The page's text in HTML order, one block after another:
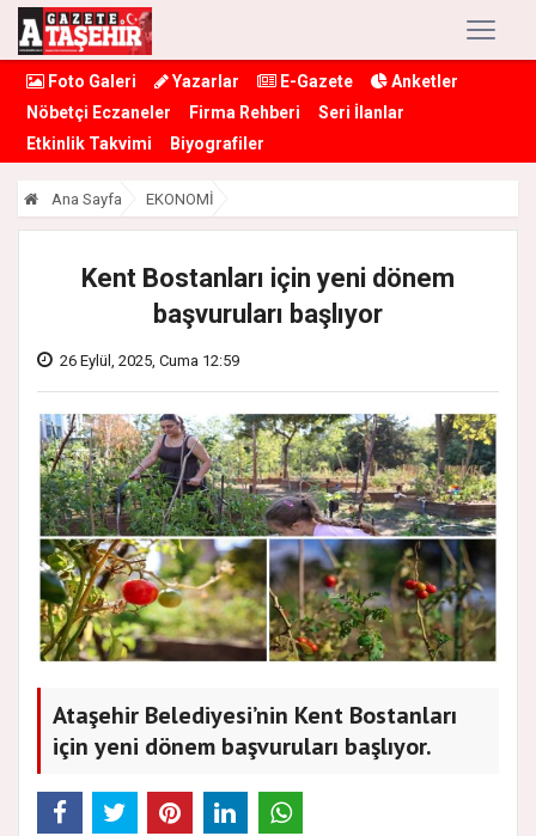
Foto Galeri Yazarlar E-Gazete
Anketler
Nöbetçi Eczaneler
Firma Rehberi
Seri İlanlar
Etkinlik Takvimi
Biyografiler
Ana Sayfa EKONOMİ
Kent Bostanları için yeni dönem
başvuruları başlıyor
26 Eylül, 2025, Cuma 12:59
Ataşehir Belediyesi’nin Kent Bostanları
için yeni dönem başvuruları başlıyor.